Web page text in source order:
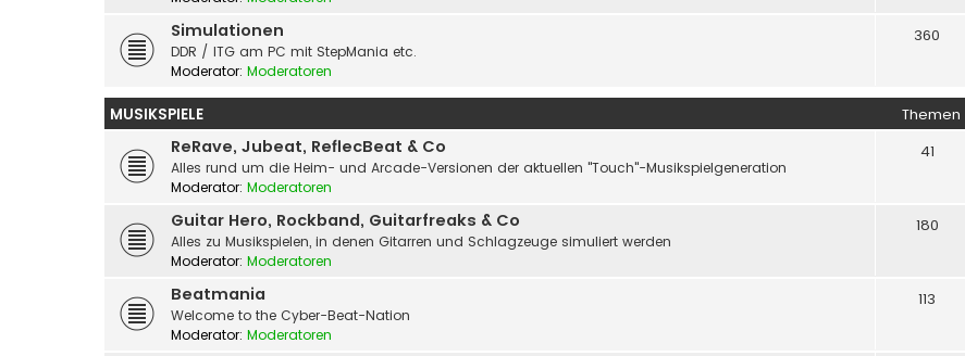
Simulationen
DDR / ITG am PC mit StepMania etc.
Moderator: Moderatoren
360
MUSIKSPIELE Themen
ReRave, Jubeat, ReflecBeat & Co
Alles rund um die Heim- und Arcade-Versionen der aktuellen "Touch"-Musikspielgeneration
Moderator: Moderatoren
41
Guitar Hero, Rockband, Guitarfreaks & Co
Alles zu Musikspielen, in denen Gitarren und Schlagzeuge simuliert werden
Moderator: Moderatoren
180
Beatmania
Welcome to the Cyber-Beat-Nation
Moderator: Moderatoren
113